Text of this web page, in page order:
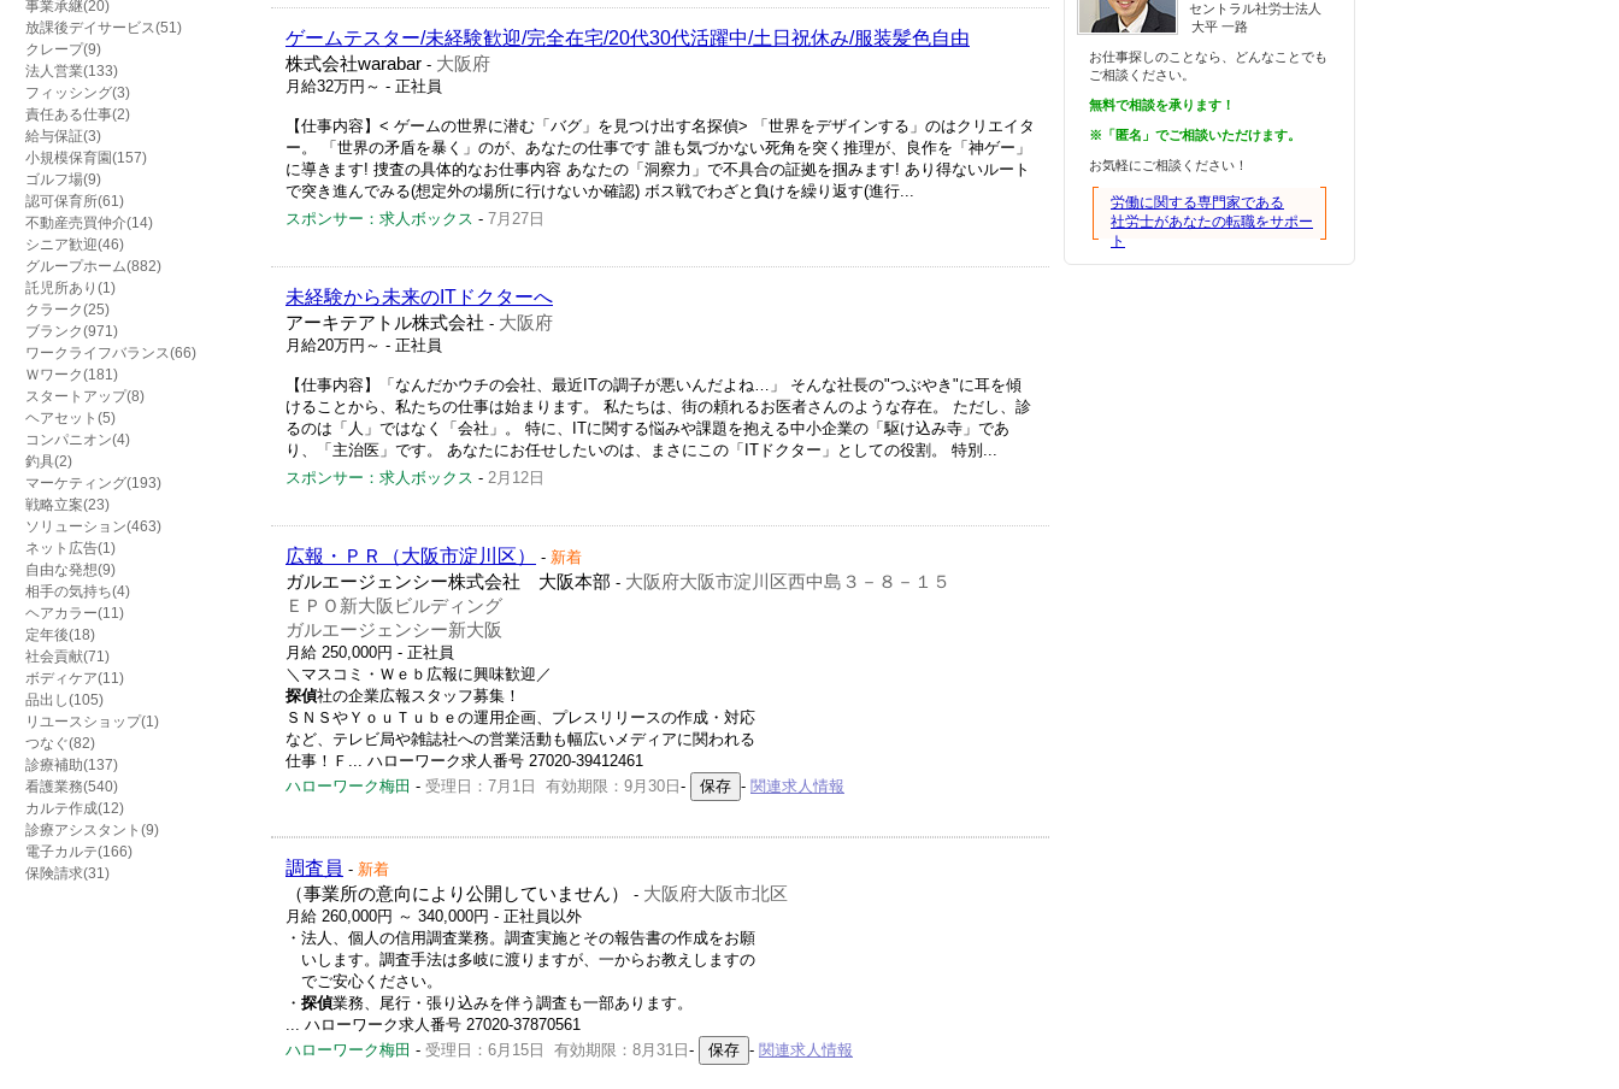
事業承継(20)
放課後デイサービス(51)
クレープ(9)
法人営業(133)
フィッシング(3)
責任ある仕事(2)
給与保証(3)
小規模保育園(157)
ゴルフ場(9)
認可保育所(61)
不動産売買仲介(14)
シニア歓迎(46)
グループホーム(882)
託児所あり(1)
クラーク(25)
ブランク(971)
ワークライフバランス(66)
Ｗワーク(181)
スタートアップ(8)
ヘアセット(5)
コンパニオン(4)
釣具(2)
マーケティング(193)
戦略立案(23)
ソリューション(463)
ネット広告(1)
自由な発想(9)
相手の気持ち(4)
ヘアカラー(11)
定年後(18)
社会貢献(71)
ボディケア(11)
品出し(105)
リユースショップ(1)
つなぐ(82)
診療補助(137)
看護業務(540)
カルテ作成(12)
診療アシスタント(9)
電子カルテ(166)
保険請求(31)
ゲームテスター/未経験歓迎/完全在宅/20代30代活躍中/土日祝休み/服装髪色自由
株式会社warabar - 大阪府
月給32万円～ - 正社員
【仕事内容】< ゲームの世界に潜む「バグ」を見つけ出す名探偵> 「世界をデザインする」のはクリエイタ
ー。 「世界の矛盾を暴く」のが、あなたの仕事です 誰も気づかない死角を突く推理が、良作を「神ゲー」
に導きます! 捜査の具体的なお仕事内容 あなたの「洞察力」で不具合の証拠を掴みます! あり得ないルート
で突き進んでみる(想定外の場所に行けないか確認) ボス戦でわざと負けを繰り返す(進行...
スポンサー：求人ボックス - 7月27日
未経験から未来のITドクターへ
アーキテアトル株式会社 - 大阪府
月給20万円～ - 正社員
【仕事内容】「なんだかウチの会社、最近ITの調子が悪いんだよね…」 そんな社長の"つぶやき"に耳を傾
けることから、私たちの仕事は始まります。 私たちは、街の頼れるお医者さんのような存在。 ただし、診
るのは「人」ではなく「会社」。 特に、ITに関する悩みや課題を抱える中小企業の「駆け込み寺」であ
り、「主治医」です。 あなたにお任せしたいのは、まさにこの「ITドクター」としての役割。 特別...
スポンサー：求人ボックス - 2月12日
広報・ＰＲ（大阪市淀川区） - 新着
ガルエージェンシー株式会社 大阪本部 - 大阪府大阪市淀川区西中島３－８－１５
ＥＰＯ新大阪ビルディング
ガルエージェンシー新大阪
月給 250,000円 - 正社員
＼マスコミ・Ｗｅｂ広報に興味歓迎／
探偵社の企業広報スタッフ募集！
ＳＮＳやＹｏｕＴｕｂｅの運用企画、プレスリリースの作成・対応
など、テレビ局や雑誌社への営業活動も幅広いメディアに関われる
仕事！Ｆ... ハローワーク求人番号 27020-39412461
ハローワーク梅田 - 受理日：7月1日 有効期限：9月30日 - - 関連求人情報
調査員 - 新着
（事業所の意向により公開していません） - 大阪府大阪市北区
月給 260,000円 ～ 340,000円 - 正社員以外
・法人、個人の信用調査業務。調査実施とその報告書の作成をお願
いします。調査手法は多岐に渡りますが、一からお教えしますの
でご安心ください。
・ 探偵業務、尾行・張り込みを伴う調査も一部あります。
... ハローワーク求人番号 27020-37870561
ハローワーク梅田 - 受理日：6月15日 有効期限：8月31日 - - 関連求人情報
セントラル社労士法人
大平 一路
お仕事探しのことなら、どんなことでも
ご相談ください。
無料で相談を承ります！
※「匿名」でご相談いただけます。
お気軽にご相談ください！
労働に関する専門家である
社労士があなたの転職をサポー
ト